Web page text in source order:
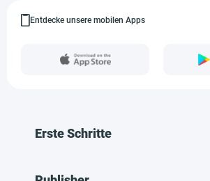
Entdecke unsere mobilen Apps
Erste Schritte